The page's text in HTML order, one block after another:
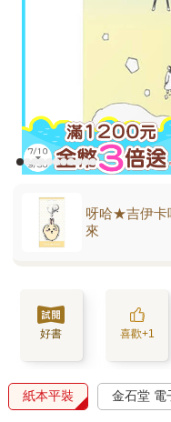
呀哈★吉伊卡
來
好書 喜歡+1
紙本平裝 金石堂 電